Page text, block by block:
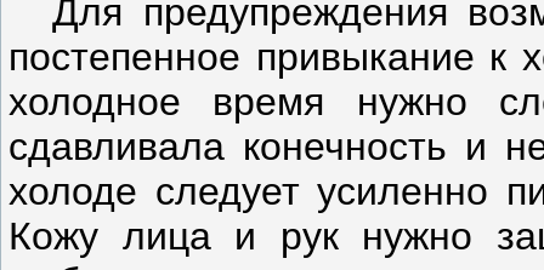
Для предупреждения
постепенное привыкание к
холодное время нужно
сдавливала конечность и
холоде следует усиленно
Кожу лица и рук нужно